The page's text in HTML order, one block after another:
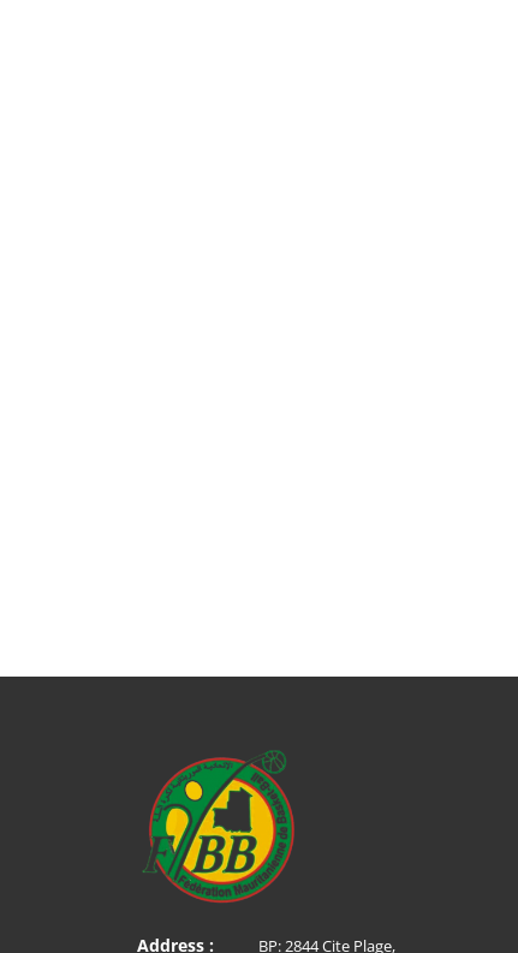
Address : BP: 2844 Cite Plage,